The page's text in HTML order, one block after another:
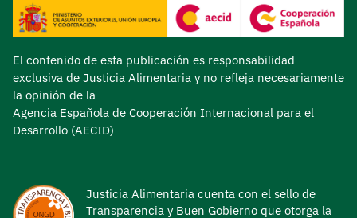
El contenido de esta publicación es responsabilidad
exclusiva de Justicia Alimentaria y no refleja necesariamente
la opinión de la
Agencia Española de Cooperación Internacional para el
Desarrollo (AECID)
Justicia Alimentaria cuenta con el sello de
Transparencia y Buen Gobierno que otorga la